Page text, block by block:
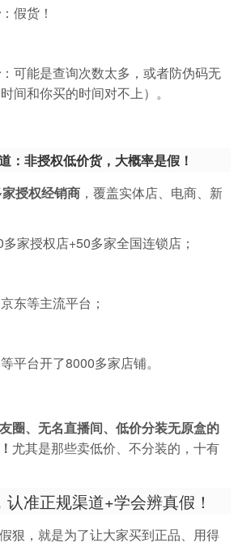
：假货！
：可能是查询次数太多，或者防伪码无
间和你买的时间对不上）。
：非授权低价货，大概率是假！
授权经销商，覆盖实体店、电商、新
家授权店+50多家全国连锁店；
东等主流平台；
平台开了8000多家店铺。
圈、无名直播间、低价分装无原盒的
尤其是那些卖低价、不分装的，十有
准正规渠道+学会辨真假！
狠，就是为了让大家买到正品、用得